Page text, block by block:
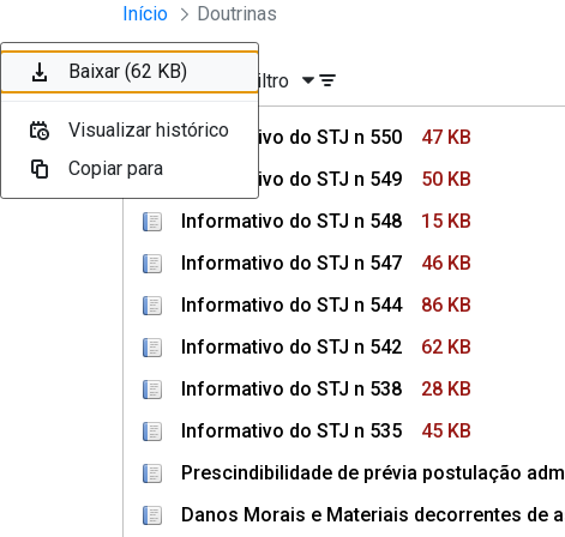
Pular para o Conteúdo principal
Instrumentos Jurídicos
Início Doutrinas
Ordenar Filtro
Informativo do STJ n 550
47 KB
Informativo do STJ n 549
50 KB
Informativo do STJ n 548
15 KB
Informativo do STJ n 547
46 KB
Informativo do STJ n 544
86 KB
Informativo do STJ n 542
62 KB
Informativo do STJ n 538
28 KB
Informativo do STJ n 535
45 KB
Prescindibilidade de prévia postulação
Danos Morais e Materiais decorrentes de
Baixar (47 KB)
Visualizar histórico
Copiar para
Baixar (50 KB)
Visualizar histórico
Copiar para
Baixar (15 KB)
Visualizar histórico
Copiar para
Baixar (46 KB)
Visualizar histórico
Copiar para
Baixar (86 KB)
Visualizar histórico
Copiar para
Baixar (62 KB)
Visualizar histórico
Copiar para